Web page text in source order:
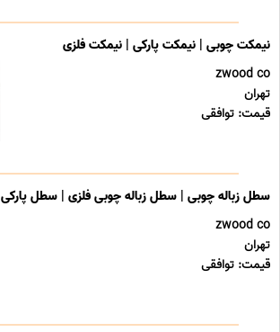
نیمکت چوبی | نیمکت پارکی | نیمکت فلزی
zwood co
تهران
قیمت: توافقی
سطل زباله چوبی | سطل زباله چوبی فلزی | سطل پارکی
zwood co
تهران
قیمت: توافقی